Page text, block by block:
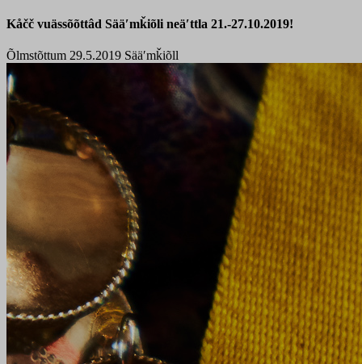
Kåčč vuässõõttâd Sääʹmǩiõli neäʹttla 21.-27.10.2019!
Õlmstõttum 29.5.2019 Sääʹmǩiõll